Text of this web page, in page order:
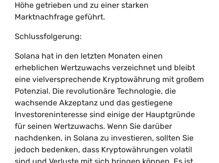
Höhe getrieben und zu einer starken
Marktnachfrage geführt.
Schlussfolgerung:
Solana hat in den letzten Monaten einen
erheblichen Wertzuwachs verzeichnet und bleibt
eine vielversprechende Kryptowährung mit großem
Potenzial. Die revolutionäre Technologie, die
wachsende Akzeptanz und das gestiegene
Investoreninteresse sind einige der Hauptgründe
für seinen Wertzuwachs. Wenn Sie darüber
nachdenken, in Solana zu investieren, sollten Sie
jedoch bedenken, dass Kryptowährungen volatil